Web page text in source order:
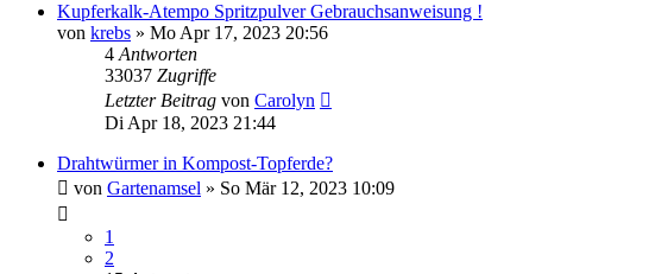
Kupferkalk-Atempo Spritzpulver Gebrauchsanweisung !
von krebs » Mo Apr 17, 2023 20:56
4 Antworten
33037 Zugriffe
Letzter Beitrag von Carolyn
Di Apr 18, 2023 21:44
Drahtwürmer in Kompost-Topferde?
von Gartenamsel » So Mär 12, 2023 10:09
1
2